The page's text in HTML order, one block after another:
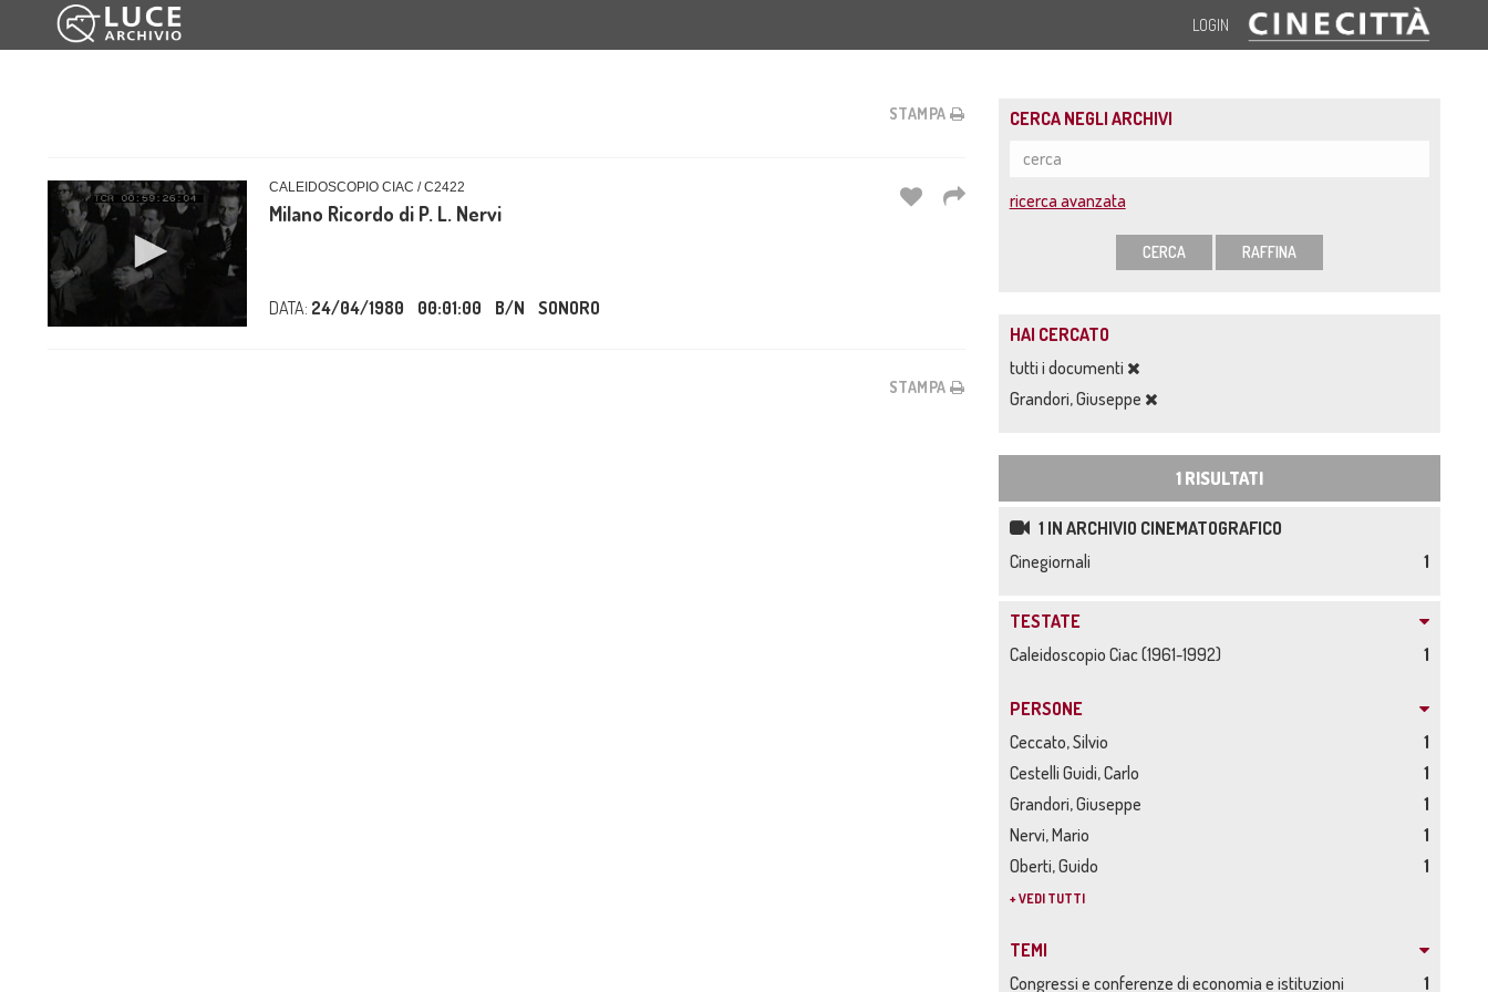
LOGIN
STAMPA
CALEIDOSCOPIO CIAC / C2422
Milano Ricordo di P. L. Nervi
DATA: 24/04/1980 00:01:00 B/N SONORO
STAMPA
CERCA NEGLI ARCHIVI
ricerca avanzata
CERCA RAFFINA
HAI CERCATO
tutti i documenti
Grandori, Giuseppe
1 RISULTATI
1 IN ARCHIVIO CINEMATOGRAFICO
Cinegiornali
1
TESTATE
Caleidoscopio Ciac (1961-1992)
1
PERSONE
Ceccato, Silvio
1
Cestelli Guidi, Carlo
1
Grandori, Giuseppe
1
Nervi, Mario
1
Oberti, Guido
1
+ VEDI TUTTI
TEMI
Congressi e conferenze di economia e istituzioni
1